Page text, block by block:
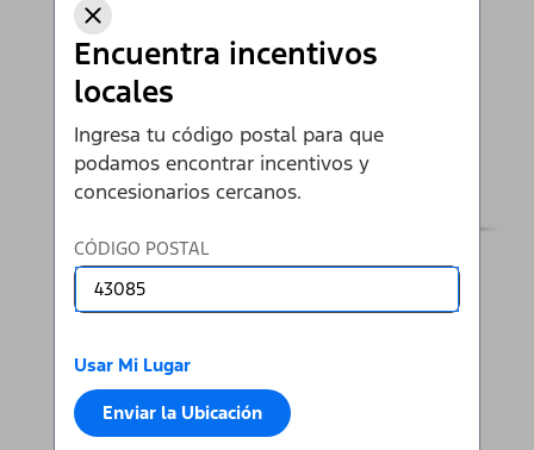
Encuentra incentivos
locales
Ingresa tu código postal para que
podamos encontrar incentivos y
concesionarios cercanos.
CÓDIGO POSTAL
Usar Mi Lugar
Enviar la Ubicación
Ir al Mustang
Ver Todas las SUVS y Autos